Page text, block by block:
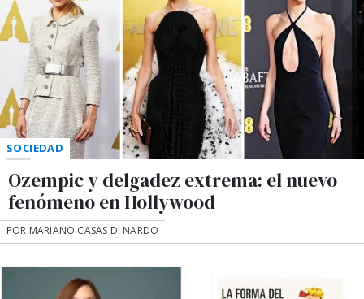
SOCIEDAD
Ozempic y delgadez extrema: el nuevo
fenómeno en Hollywood
POR MARIANO CASAS DI NARDO